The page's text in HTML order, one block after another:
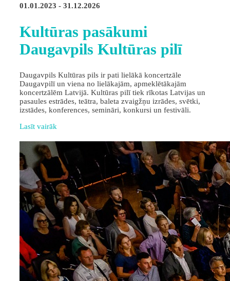
01.01.2023 - 31.12.2026
Kultūras pasākumi
Daugavpils Kultūras pilī
Daugavpils Kultūras pils ir pati lielākā koncertzāle
Daugavpilī un viena no lielākajām, apmeklētākajām
koncertzālēm Latvijā. Kultūras pilī tiek rīkotas Latvijas un
pasaules estrādes, teātra, baleta zvaigžņu izrādes, svētki,
izstādes, konferences, semināri, konkursi un festivāli.
Lasīt vairāk